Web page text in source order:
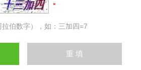
伯数字），如：三加四=7